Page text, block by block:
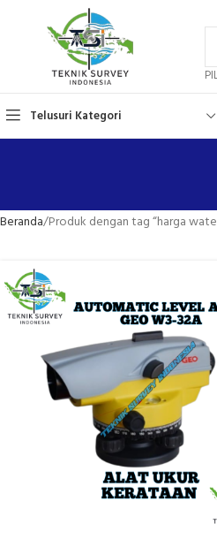
Telusuri Kategori
Beranda Produk dengan tag “harga